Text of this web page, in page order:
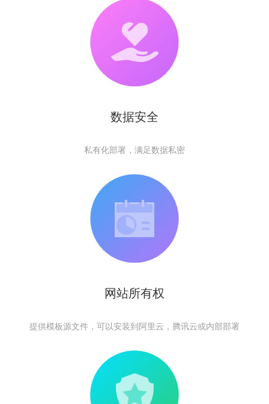
数据安全
私有化部署，满足数据私密
网站所有权
提供模板源文件，可以安装到阿里云，腾讯云或内部部署